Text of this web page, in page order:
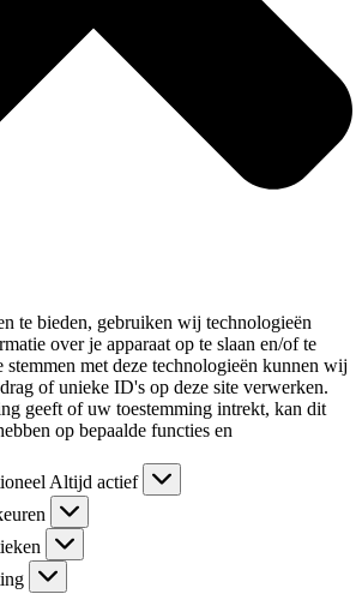
te bieden, gebruiken wij technologieën
over je apparaat op te slaan en/of te
met deze technologieën kunnen wij
of unieke ID's op deze site verwerken.
geeft of uw toestemming intrekt, kan dit
op bepaalde functies en
Altijd actief